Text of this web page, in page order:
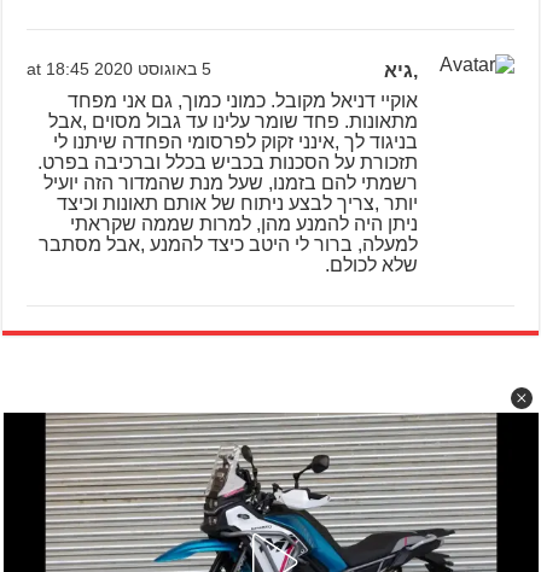
,גיא 5 באוגוסט 2020 at 18:45
אוקיי דניאל מקובל. כמוני כמוך, גם אני מפחד
מתאונות. פחד שומר עלינו עד גבול מסוים ,אבל
בניגוד לך ,אינני זקוק לפרסומי הפחדה שיתנו לי
תזכורת על הסכנות בכביש בכלל וברכיבה בפרט.
רשמתי להם בזמנו, שעל מנת שהמדור הזה יועיל
יותר ,צריך לבצע ניתוח של אותם תאונות וכיצד
ניתן היה להמנע מהן, למרות שממה שקראתי
למעלה, ברור לי היטב כיצד להמנע ,אבל מסתבר
שלא לכולם.